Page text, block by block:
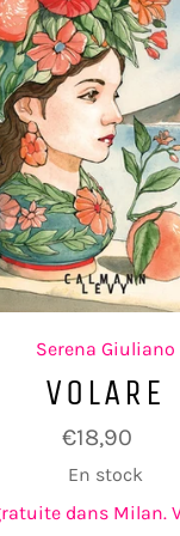
Serena Giuliano
VOLARE
Prix
régulier
€18,90
En stock
dans Milan.